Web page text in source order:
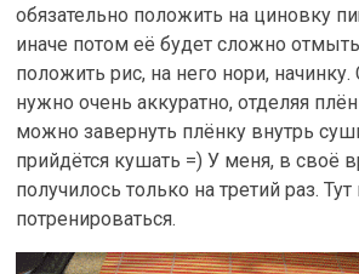
обязательно положить на циновку
иначе потом её будет сложно
положить рис, на него нори, начинку.
нужно очень аккуратно, отделяя
можно завернуть плёнку внутрь
прийдётся кушать =) У меня, в своё
получилось только на третий раз.
потренироваться.